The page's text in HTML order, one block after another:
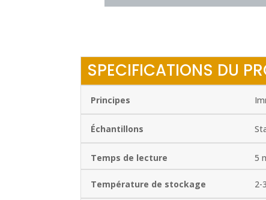
SPECIFICATIONS DU
Principes
Échantillons
Temps de lecture 5
Température de stockage 2-